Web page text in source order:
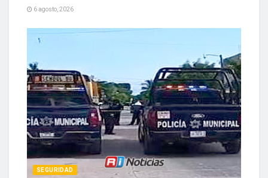
6 agosto, 2026
SEGURIDAD